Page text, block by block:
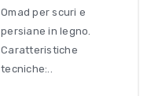
Omad per scuri e
persiane in legno.
Caratteristiche
tecniche:..